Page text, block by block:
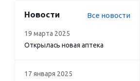
Новости Все новости
19 марта 2025
Открылась новая аптека
17 января 2025